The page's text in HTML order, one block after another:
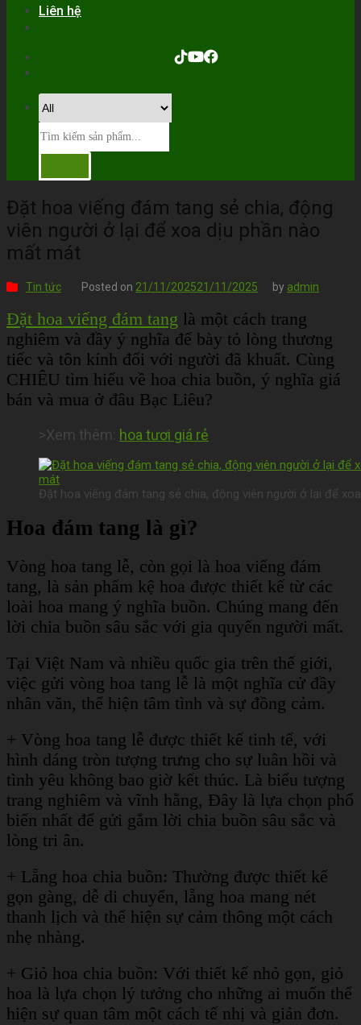
Liên hệ
Đặt hoa viếng đám tang sẻ chia, động
viên người ở lại để xoa dịu phần nào
mất mát
Tin tức Posted on 21/11/202521/11/2025 by admin
Đặt hoa viếng đám tang là một cách trang
nghiêm và đầy ý nghĩa để bày tỏ lòng thương
tiếc và tôn kính đối với người đã khuất. Cùng
CHIÊU tìm hiểu về hoa chia buồn, ý nghĩa giá
bán và mua ở đâu Bạc Liêu?
>Xem thêm: hoa tươi giá rẻ
Đặt hoa viếng đám tang sẻ chia, động viên người ở lại để
Hoa đám tang là gì?
Vòng hoa tang lễ, còn gọi là hoa viếng đám
tang, là sản phẩm kệ hoa được thiết kế từ các
loài hoa mang ý nghĩa buồn. Chúng mang đến
lời chia buồn sâu sắc với gia quyến người mất.
Tại Việt Nam và nhiều quốc gia trên thế giới,
việc gửi vòng hoa tang lễ là một nghĩa cử đầy
nhân văn, thể hiện tâm tình và sự đồng cảm.
+ Vòng hoa tang lễ được thiết kế tinh tế, với
hình dáng tròn tượng trưng cho sự luân hồi và
tình yêu không bao giờ kết thúc. Là biểu tượng
trang nghiêm và vĩnh hằng, Đây là lựa chọn phổ
biến nhất để gửi gắm lời chia buồn sâu sắc và
lòng tri ân.
+ Lẵng hoa chia buồn: Thường được thiết kế
gọn gàng, dễ di chuyển, lẵng hoa mang nét
thanh lịch và thể hiện sự cảm thông một cách
nhẹ nhàng.
+ Giỏ hoa chia buồn: Với thiết kế nhỏ gọn, giỏ
hoa là lựa chọn lý tưởng cho những ai muốn thể
hiện sự quan tâm một cách tế nhị và giản đơn.